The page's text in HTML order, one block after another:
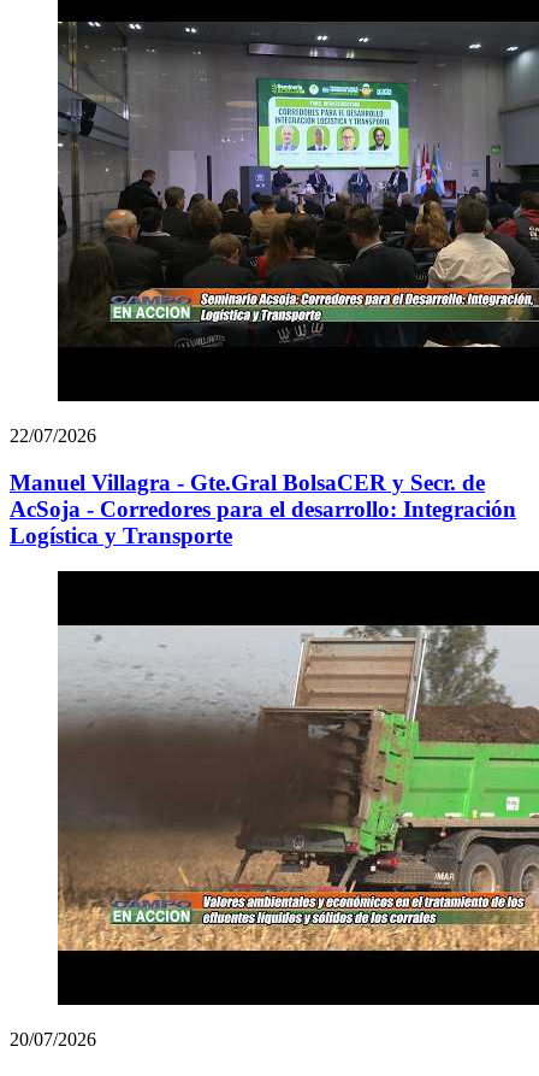
22/07/2026
Manuel Villagra - Gte.Gral BolsaCER y Secr. de
AcSoja - Corredores para el desarrollo: Integración
Logística y Transporte
20/07/2026